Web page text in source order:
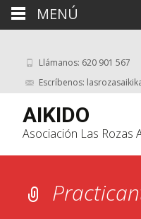
Llámanos: 620 901 567
Escríbenos:
AIKIDO
Asociación Las Rozas
MENÚ